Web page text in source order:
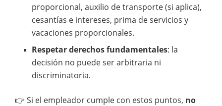
proporcional, auxilio de transporte (si aplica),
cesantías e intereses, prima de servicios y
vacaciones proporcionales.
Respetar derechos fundamentales: la
decisión no puede ser arbitraria ni
discriminatoria.
👉 Si el empleador cumple con estos puntos, no